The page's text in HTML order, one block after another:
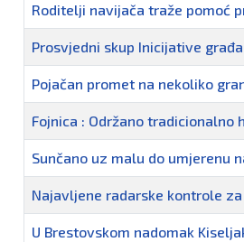
Roditelji navijača traže pomoć
Prosvjedni skup Inicijative
Pojačan promet na nekoliko
Fojnica : Održano tradicionalno
Sunčano uz malu do umjerenu
Najavljene radarske kontrole za
U Brestovskom nadomak